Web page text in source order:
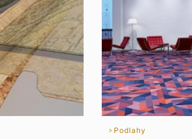
Podlahy